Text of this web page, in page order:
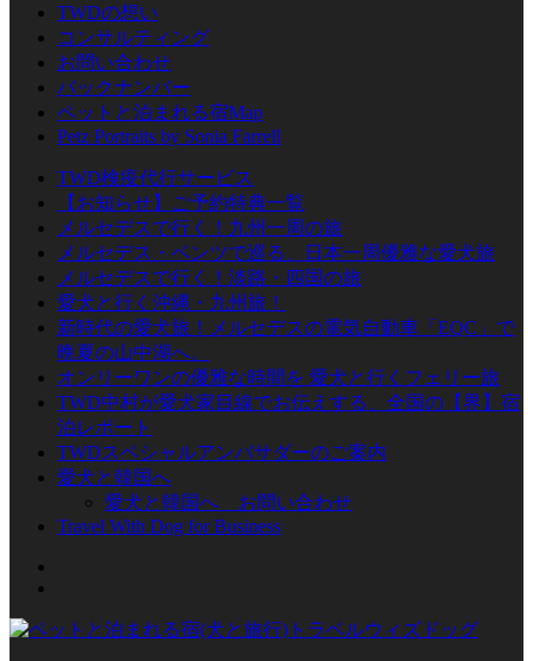
TWDの想い
コンサルティング
お問い合わせ
バックナンバー
ペットと泊まれる宿Map
Petz Portraits by Sonia Farrell
TWD検疫代行サービス
【お知らせ】ご予約特典一覧
メルセデスで行く！九州一周の旅
メルセデス・ベンツで巡る、日本一周優雅な愛犬旅
メルセデスで行く！淡路・四国の旅
愛犬と行く沖縄・九州旅！
新時代の愛犬旅！メルセデスの電気自動車「EQC」で
晩夏の山中湖へ。
オンリーワンの優雅な時間を 愛犬と行くフェリー旅
TWD中村が愛犬家目線でお伝えする、全国の【界】宿
泊レポート
TWDスペシャルアンバサダーのご案内
愛犬と韓国へ
愛犬と韓国へ お問い合わせ
Travel With Dog for Business